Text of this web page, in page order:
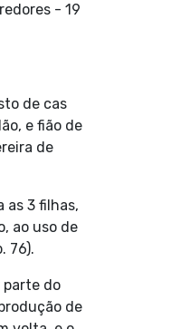
- 19
de cas
e fião de
de
as 3 filhas,
ao uso de
76).
parte do
de